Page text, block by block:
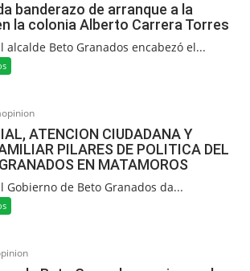
banderazo de arranque a la
la colonia Alberto Carrera Torres
alcalde Beto Granados encabezó el...
ATENCION CIUDADANA Y
PILARES DE POLITICA DEL
EN MATAMOROS
Gobierno de Beto Granados da...